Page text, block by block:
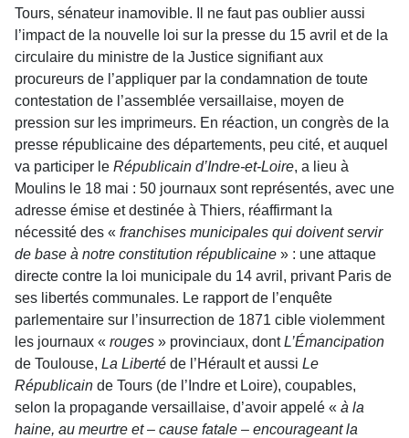
Tours, sénateur inamovible. Il ne faut pas oublier aussi
l’impact de la nouvelle loi sur la presse du 15 avril et de la
circulaire du ministre de la Justice signifiant aux
procureurs de l’appliquer par la condamnation de toute
contestation de l’assemblée versaillaise, moyen de
pression sur les imprimeurs. En réaction, un congrès de la
presse républicaine des départements, peu cité, et auquel
va participer le Républicain d’Indre-et-Loire, a lieu à
Moulins le 18 mai : 50 journaux sont représentés, avec une
adresse émise et destinée à Thiers, réaffirmant la
nécessité des « franchises municipales qui doivent servir
de base à notre constitution républicaine » : une attaque
directe contre la loi municipale du 14 avril, privant Paris de
ses libertés communales. Le rapport de l’enquête
parlementaire sur l’insurrection de 1871 cible violemment
les journaux « rouges » provinciaux, dontL’Émancipation
de Toulouse, La Liberté de l’Hérault et aussi Le
Républicain de Tours (de l’Indre et Loire), coupables,
selon la propagande versaillaise, d’avoir appelé « à la
haine, au meurtre et – cause fatale – encourageant la